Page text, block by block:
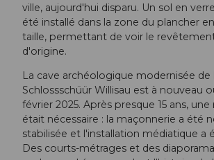
ville, aujourd'hui disparu. Un sol en
été installé dans la zone du plancher
taille, permettant de voir le
d'origine.
La cave archéologique modernisée de
Schlossschüür Willisau est à nouveau
février 2025. Après presque 15 ans,
était nécessaire : la maçonnerie a été
stabilisée et l'installation médiatique a
Des courts-métrages et des